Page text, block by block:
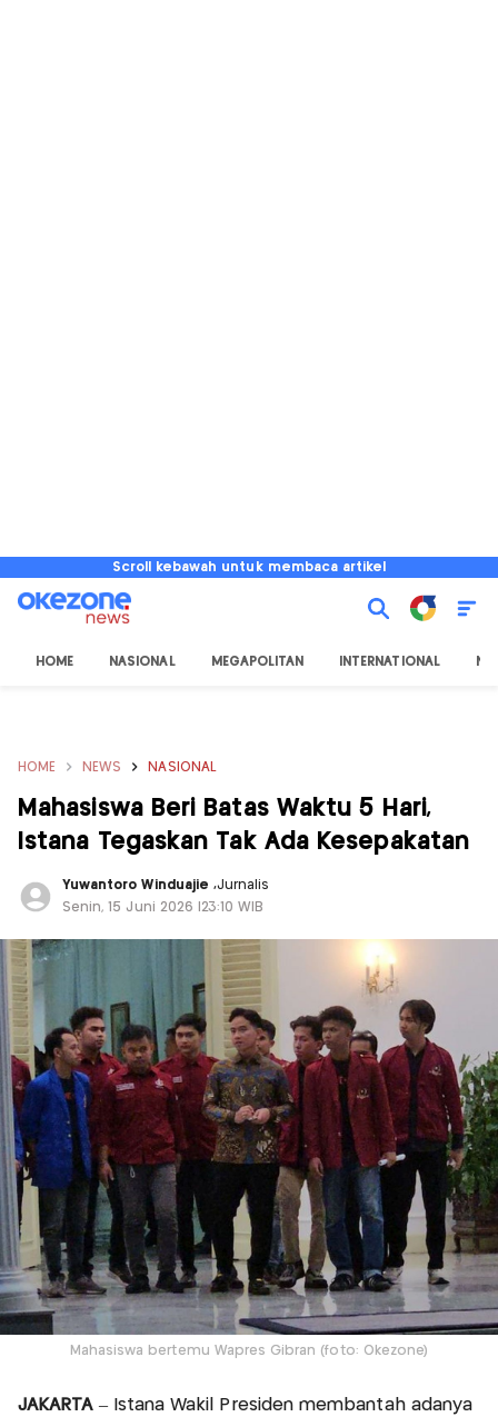
Scroll kebawah untuk membaca artikel
HOME NASIONAL MEGAPOLITAN INTERNATIONAL
HOME NEWS NASIONAL
Mahasiswa Beri Batas Waktu 5 Hari,
Istana Tegaskan Tak Ada Kesepakatan
Yuwantoro Winduajie ,Jurnalis
Senin, 15 Juni 2026 |23:10 WIB
Mahasiswa bertemu Wapres Gibran (foto: Okezone)
JAKARTA– Istana Wakil Presiden membantah adanya